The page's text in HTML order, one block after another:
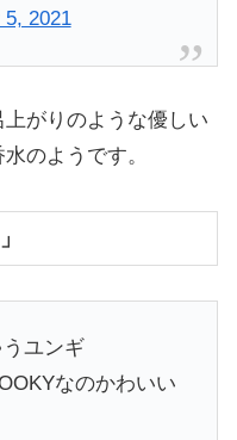
5, 2021
がりのような優しい
のようです。
ユンギ
なのかわいい